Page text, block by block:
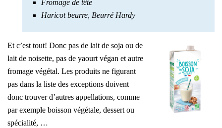
Fromage de tête
Haricot beurre, Beurré Hardy
Et c’est tout! Donc pas de lait de soja ou de
lait de noisette, pas de yaourt végan et autre
fromage végétal. Les produits ne figurant
pas dans la liste des exceptions doivent
donc trouver d’autres appellations, comme
par exemple boisson végétale, dessert ou
spécialité, …